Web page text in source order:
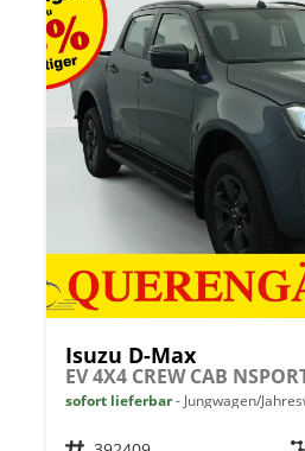
Isuzu D-Max
EV 4X4 CREW CAB
sofort lieferbar Jungwagen/